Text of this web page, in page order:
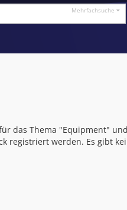
Mehrfachsuche
das Thema "Equipment"
werden. Es gibt